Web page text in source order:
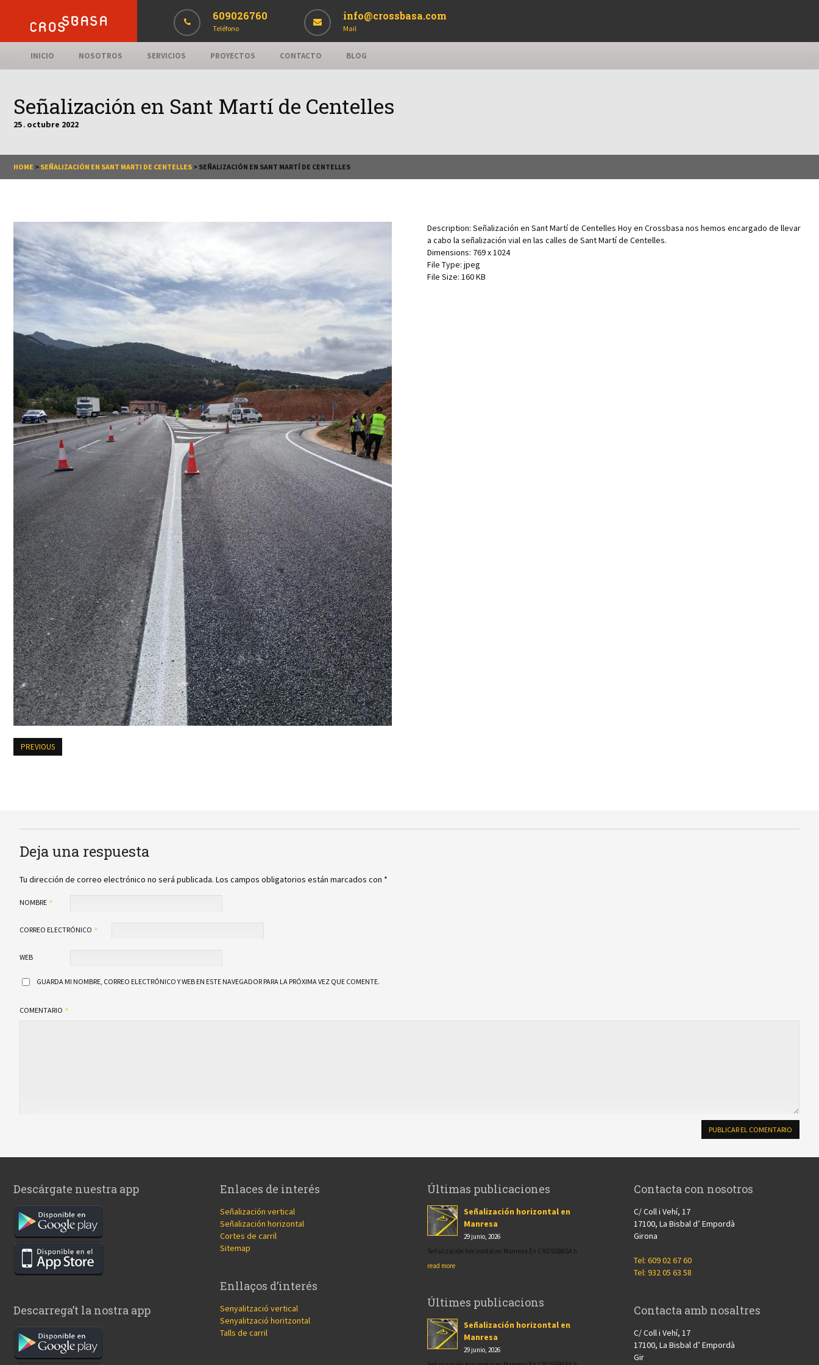
609026760
Teléfono
info@crossbasa.com
Mail
INICIO NOSOTROS SERVICIOS PROYECTOS CONTACTO BLOG
Señalización en Sant Martí de Centelles
25 . octubre 2022
HOME > SEÑALIZACIÓN EN SANT MARTI DE CENTELLES > SEÑALIZACIÓN EN SANT MARTÍ DE CENTELLES
Description: Señalización en Sant Martí de Centelles Hoy en Crossbasa nos hemos encargado de llevar
a cabo la señalización vial en las calles de Sant Martí de Centelles.
Dimensions: 769 x 1024
File Type: jpeg
File Size: 160 KB
PREVIOUS
Deja una respuesta
Tu dirección de correo electrónico no será publicada. Los campos obligatorios están marcados con *
NOMBRE
CORREO ELECTRÓNICO
WEB
GUARDA MI NOMBRE, CORREO ELECTRÓNICO Y WEB EN ESTE NAVEGADOR PARA LA PRÓXIMA VEZ QUE COMENTE.
COMENTARIO
Descárgate nuestra app
Descarrega’t la nostra app
Enlaces de interés
Señalización vertical
Señalización horizontal
Cortes de carril
Sitemap
Enllaços d’interés
Senyalització vertical
Senyalització horitzontal
Talls de carril
Últimas publicaciones
Señalización horizontal en
Manresa
29 junio, 2026
Señalización horizontal en Manresa En CROSSBASA h
read more
Últimes publicacions
Señalización horizontal en
Manresa
29 junio, 2026
Contacta con nosotros
C/ Coll i Vehí, 17
17100, La Bisbal d’ Empordà
Girona
Tel: 609 02 67 60
Tel: 932 05 63 58
Contacta amb nosaltres
C/ Coll i Vehí, 17
17100, La Bisbal d’ Empordà
Gir